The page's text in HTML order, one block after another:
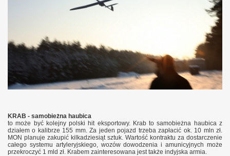
KRAB - samobieżna haubica
to może być kolejny polski hit eksportowy. Krab to samobieżna haubica z
działem o kalibrze 155 mm. Za jeden pojazd trzeba zapłacić ok. 10 mln zł.
MON planuje zakupić kilkadziesiąt sztuk. Wartość kontraktu za dostarczenie
całego systemu artyleryjskiego, wozów dowodzenia i amunicyjnych może
przekroczyć 1 mld zł. Krabem zainteresowana jest także indyjska armia.